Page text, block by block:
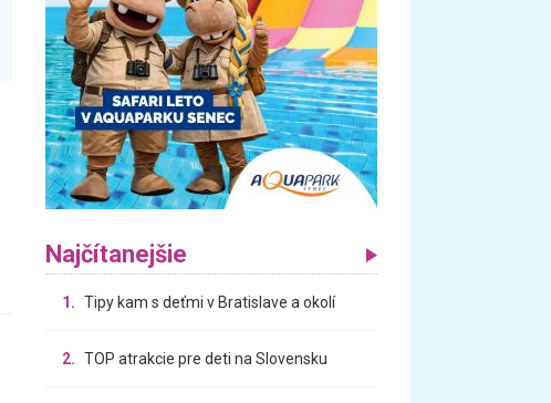
Najčítanejšie
1. Tipy kam s deťmi v Bratislave a okolí
2. TOP atrakcie pre deti na Slovensku